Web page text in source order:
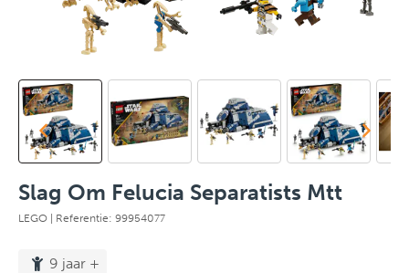
Slag Om Felucia Separatists Mtt
LEGO | Referentie: 99954077
9 jaar +